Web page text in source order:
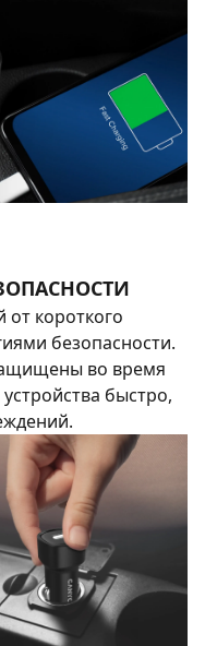
короткого
безопасности.
во время
быстро,